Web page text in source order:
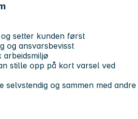
setter kunden først
og ansvarsbevisst
arbeidsmiljø
stille opp på kort varsel ved
selvstendig og sammen med andre